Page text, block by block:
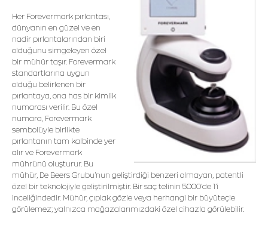
Her Forevermark pırlantası,
dünyanın en güzel ve en
nadir pırlantalarından biri
olduğunu simgeleyen özel
bir mühür taşır. Forevermark
standartlarına uygun
olduğu belirlenen bir
pırlantaya, ona has bir kimlik
numarası verilir. Bu özel
numara, Forevermark
sembolüyle birlikte
pırlantanın tam kalbinde yer
alır ve Forevermark
mührünü oluşturur. Bu
mühür, De Beers Grubu’nun geliştirdiği benzeri olmayan, patentli
özel bir teknolojiyle geliştirilmiştir. Bir saç telinin 5000’de 1’i
inceliğindedir. Mühür, çıplak gözle veya herhangi bir büyüteçle
görülemez; yalnızca mağazalarımızdaki özel cihazla görülebilir.